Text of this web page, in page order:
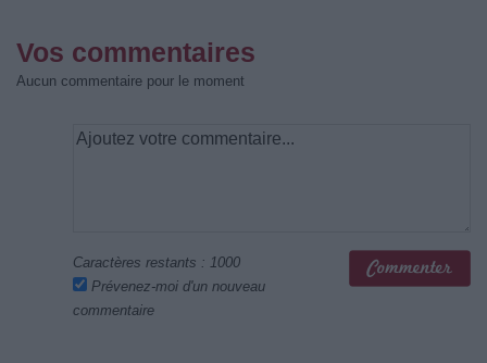
Vos commentaires
Aucun commentaire pour le moment
Caractères restants : 1000
Prévenez-moi d'un nouveau
commentaire